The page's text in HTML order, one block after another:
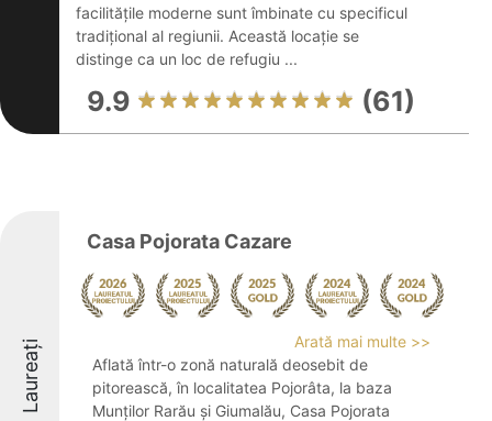
facilitățile moderne sunt îmbinate cu specificul
tradițional al regiunii. Această locație se
distinge ca un loc de refugiu ...
9.9 (61)
Laureați
Casa Pojorata Cazare
Arată mai multe >>
Aflată într-o zonă naturală deosebit de
pitorească, în localitatea Pojorâta, la baza
Munților Rarău și Giumalău, Casa Pojorata